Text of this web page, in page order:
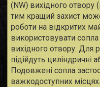
(NW) вихідного отвору
тим кращий захист
роботи на відкритих
використовувати
вихідного отвору. Для
підійдуть циліндричні
Подовжені сопла
важкодоступних місцях.